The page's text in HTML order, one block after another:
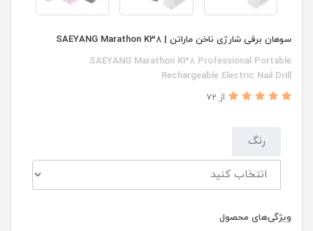
سوهان برقی شارژی ناخن ماراتن | SAEYANG Marathon K38
SAEYANG Marathon K38 Professional Portable
Rechargeable Electric Nail Drill
از 72
رنگ
ویژگی‌های محصول